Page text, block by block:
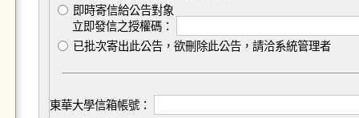
即時寄信給公告對象
立即發信之授權碼：
已批次寄出此公告，欲刪除此公告，請洽系統管理者
東華大學信箱帳號：